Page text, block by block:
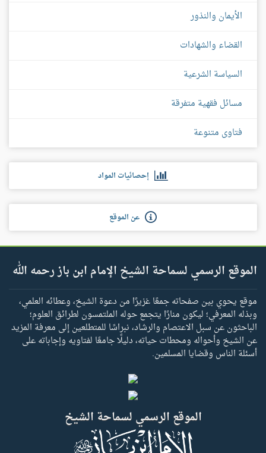
الأيمان والنذور
القضاء والشهادات
السياسة الشرعية
مسائل فقهية متفرقة
فتاوى متنوعة
إحصائيات المواد
عن الموقع
الموقع الرسمي لسماحة الشيخ الإمام ابن باز رحمه الله
موقع يحوي بين صفحاته جمعًا غزيرًا من دعوة الشيخ، وعطائه العلمي،
وبذله المعرفي؛ ليكون منارًا يتجمع حوله الملتمسون لطرائق العلوم؛
الباحثون عن سبل الاعتصام والرشاد، نبراسًا للمتطلعين إلى معرفة المزيد
عن الشيخ وأحواله ومحطات حياته، دليلًا جامعًا لفتاويه وإجاباته على
أسئلة الناس وقضايا المسلمين.
الموقع الرسمي لسماحة الشيخ